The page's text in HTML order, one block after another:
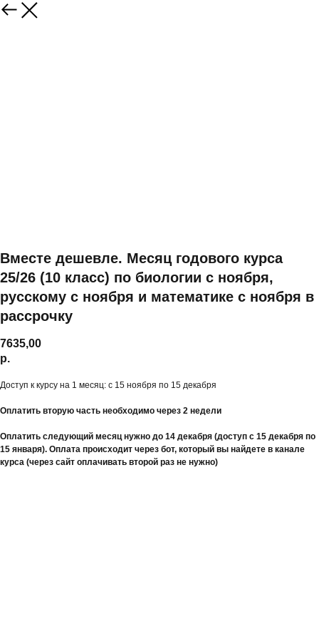
Вместе дешевле. Месяц годового курса
25/26 (10 класс) по биологии с ноября,
русскому с ноября и математике с ноября в
рассрочку
7635,00
р.
Доступ к курсу на 1 месяц: с 15 ноября по 15 декабря
Оплатить вторую часть необходимо через 2 недели
Оплатить следующий месяц нужно до 14 декабря (доступ с 15 декабря по
15 января). Оплата происходит через бот, который вы найдете в канале
курса (через сайт оплачивать второй раз не нужно)